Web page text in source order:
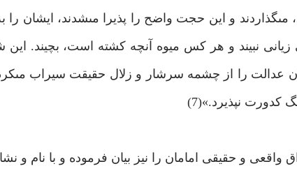
و اين حجت واضح را پذيرا مى‏شدند، ايشان را
نبيند و هر كس ميوه آنچه كشته است، بچيند. اين
عدالت را از چشمه سرشار و زلال حقيقت سيراب
نپذيرد.»(7)
و حقيقى امامان را نيز بيان فرموده و با نام و